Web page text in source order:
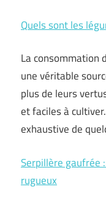
Quels sont les
La consommation
une véritable
plus de leurs
et faciles à
exhaustive de
Serpillère gaufrée
rugueux